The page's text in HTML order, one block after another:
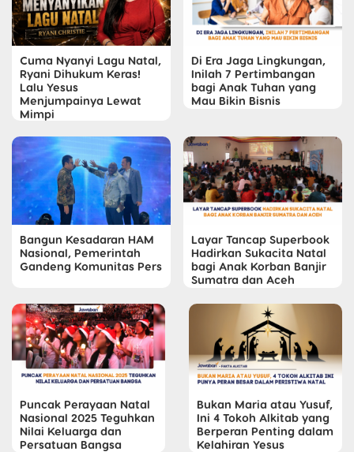
Cuma Nyanyi Lagu Natal,
Ryani Dihukum Keras!
Lalu Yesus
Menjumpainya Lewat
Mimpi
Di Era Jaga Lingkungan,
Inilah 7 Pertimbangan
bagi Anak Tuhan yang
Mau Bikin Bisnis
Bangun Kesadaran HAM
Nasional, Pemerintah
Gandeng Komunitas Pers
Layar Tancap Superbook
Hadirkan Sukacita Natal
bagi Anak Korban Banjir
Sumatra dan Aceh
Puncak Perayaan Natal
Nasional 2025 Teguhkan
Nilai Keluarga dan
Persatuan Bangsa
Bukan Maria atau Yusuf,
Ini 4 Tokoh Alkitab yang
Berperan Penting dalam
Kelahiran Yesus